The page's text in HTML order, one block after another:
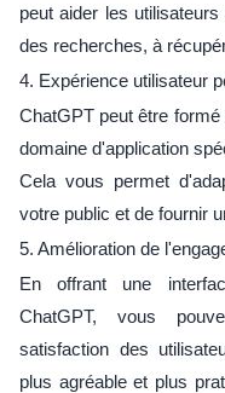
peut aider les
des recherches, à
4. Expérience utilisateur
ChatGPT peut être
domaine d'application
Cela vous permet
votre public et de fournir
5. Amélioration de
En offrant une
ChatGPT, vous
satisfaction des
plus agréable et plus